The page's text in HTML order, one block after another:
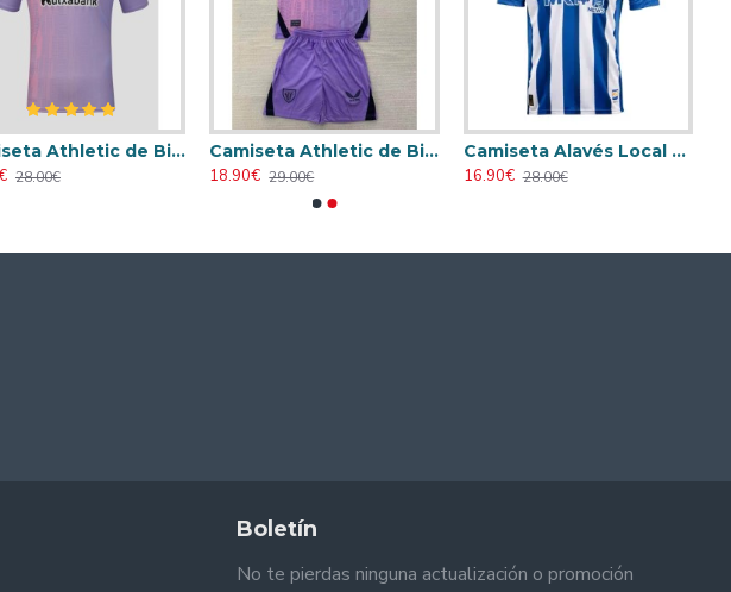
Camiseta Athletic de Bilbao 2024/2025 Alternativo
28.00€
Camiseta Athletic de Bilbao 2024/2025 Alternativo Niño Kit
18.90€ 29.00€
Camiseta Alavés Local 2025/2026 Azul/Blanco con Parche La Liga
16.90€ 28.00€
Boletín
No te pierdas ninguna actualización o promoción